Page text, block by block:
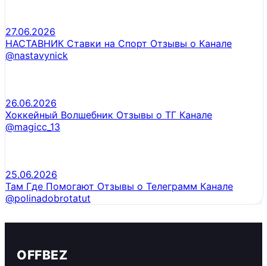
27.06.2026
НАСТАВНИК Ставки на Спорт Отзывы о Канале
@nastavynick
26.06.2026
Хоккейный Волшебник Отзывы о ТГ Канале
@magicc_13
25.06.2026
Там Где Помогают Отзывы о Телеграмм Канале
@polinadobrotatut
OFFBEZ